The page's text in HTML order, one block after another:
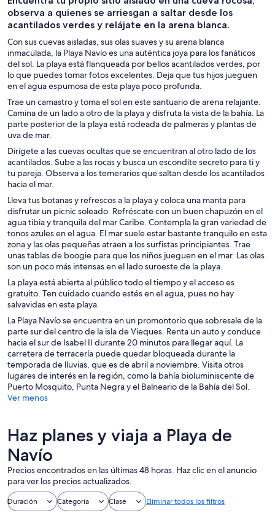
observa a quienes se arriesgan a saltar desde los
acantilados verdes y relájate en la arena blanca.
Con sus cuevas aisladas, sus olas suaves y su arena blanca
inmaculada, la Playa Navío es una auténtica joya para los fanáticos
del sol. La playa está flanqueada por bellos acantilados verdes, por
lo que puedes tomar fotos excelentes. Deja que tus hijos jueguen
en el agua espumosa de esta playa poco profunda.
Trae un camastro y toma el sol en este santuario de arena relajante.
Camina de un lado a otro de la playa y disfruta la vista de la bahía. La
parte posterior de la playa está rodeada de palmeras y plantas de
uva de mar.
Dirígete a las cuevas ocultas que se encuentran al otro lado de los
acantilados. Sube a las rocas y busca un escondite secreto para ti y
tu pareja. Observa a los temerarios que saltan desde los acantilados
hacia el mar.
Lleva tus botanas y refrescos a la playa y coloca una manta para
disfrutar un picnic soleado. Refréscate con un buen chapuzón en el
agua tibia y tranquila del mar Caribe. Contempla la gran variedad de
tonos azules en el agua. El mar suele estar bastante tranquilo en esta
zona y las olas pequeñas atraen a los surfistas principiantes. Trae
unas tablas de boogie para que los niños jueguen en el mar. Las olas
son un poco más intensas en el lado suroeste de la playa.
La playa está abierta al público todo el tiempo y el acceso es
gratuito. Ten cuidado cuando estés en el agua, pues no hay
salvavidas en esta playa.
La Playa Navío se encuentra en un promontorio que sobresale de la
parte sur del centro de la isla de Vieques. Renta un auto y conduce
hacia el sur de Isabel II durante 20 minutos para llegar aquí. La
carretera de terracería puede quedar bloqueada durante la
temporada de lluvias, que es de abril a noviembre. Visita otros
lugares de interés en la región, como la bahía bioluminiscente de
Puerto Mosquito, Punta Negra y el Balneario de la Bahía del Sol.
Ver menos
Haz planes y viaja a Playa de
Navío
Precios encontrados en las últimas 48 horas. Haz clic en el anuncio
para ver los precios actualizados.
Duración Categoría Clase Eliminar todos los filtros